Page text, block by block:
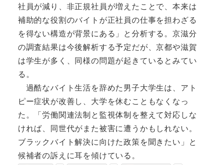
社員が減り、非正規社員が増えたことで、本来は
補助的な役割のバイトが正社員の仕事を担わざる
を得ない構造が背景にある」と分析する。京滋分
の調査結果は今後解析する予定だが、京都や滋賀
は学生が多く、同様の問題が起きているとみてい
る。
過酷なバイト生活を辞めた男子大学生は、アト
ピー症状が改善し、大学を休むこともなくなっ
た。「労働関連法制と監視体制を整えて対応しな
ければ、同世代がまた被害に遭うかもしれない。
ブラックバイト解決に向けた政策を聞きたい」と
候補者の訴えに耳を傾けている。